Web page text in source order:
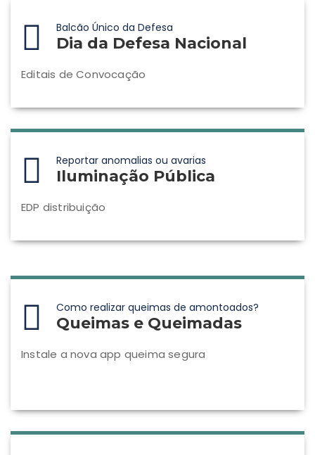
Balcão Único da Defesa
Dia da Defesa Nacional
Editais de Convocação
Reportar anomalias ou avarias
Iluminação Pública
EDP distribuição
Como realizar queimas de amontoados?
Queimas e Queimadas
Instale a nova app queima segura